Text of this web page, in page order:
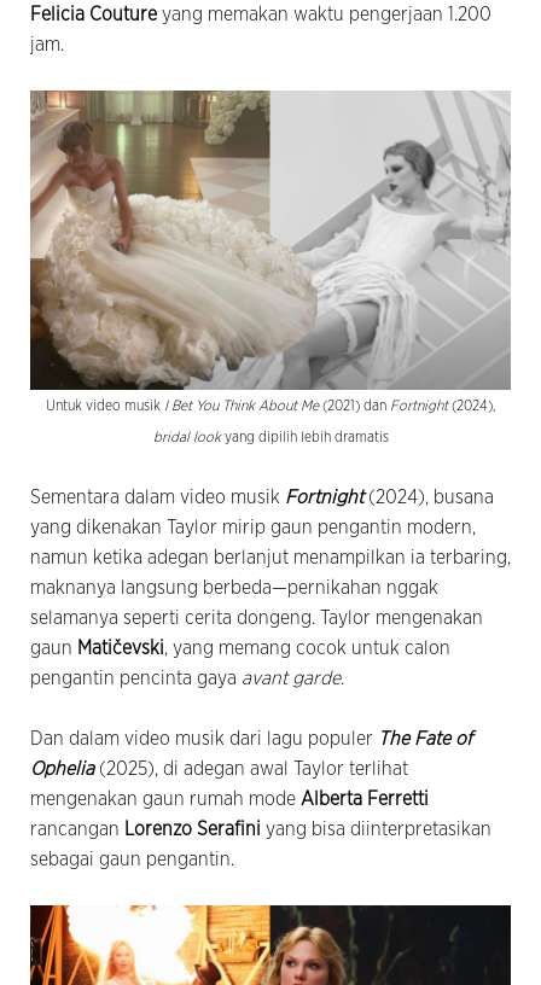
Felicia Couture yang memakan waktu pengerjaan 1.200
jam.
Untuk video musik I Bet You Think About Me(2021) dan Fortnight(2024),
bridal lookyang dipilih lebih dramatis
Sementara dalam video musik Fortnight(2024), busana
yang dikenakan Taylor mirip gaun pengantin modern,
namun ketika adegan berlanjut menampilkan ia terbaring,
maknanya langsung berbeda—pernikahan nggak
selamanya seperti cerita dongeng. Taylor mengenakan
gaun Matičevski, yang memang cocok untuk calon
pengantin pencinta gaya avant garde.
Dan dalam video musik dari lagu populer The Fate of
Ophelia(2025), di adegan awal Taylor terlihat
mengenakan gaun rumah mode Alberta Ferretti
rancangan Lorenzo Serafini yang bisa diinterpretasikan
sebagai gaun pengantin.